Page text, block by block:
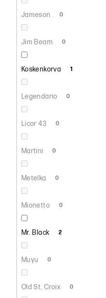
Jameson 0
Jim Beam 0
Koskenkorva 1
Legendario 0
Licor 43 0
Martini 0
Metelka 0
Mionetto 0
Mr. Black 2
Muyu 0
Old St. Croix 0